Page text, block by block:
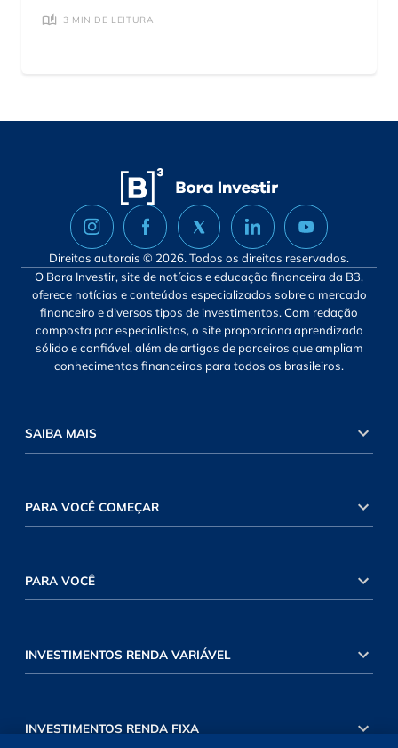
3 MIN DE LEITURA
Direitos autorais © 2026. Todos os direitos reservados.
O Bora Investir, site de notícias e educação financeira da B3,
oferece notícias e conteúdos especializados sobre o mercado
financeiro e diversos tipos de investimentos. Com redação
composta por especialistas, o site proporciona aprendizado
sólido e confiável, além de artigos de parceiros que ampliam
conhecimentos financeiros para todos os brasileiros.
SAIBA MAIS
PARA VOCÊ COMEÇAR
PARA VOCÊ
INVESTIMENTOS RENDA VARIÁVEL
INVESTIMENTOS RENDA FIXA